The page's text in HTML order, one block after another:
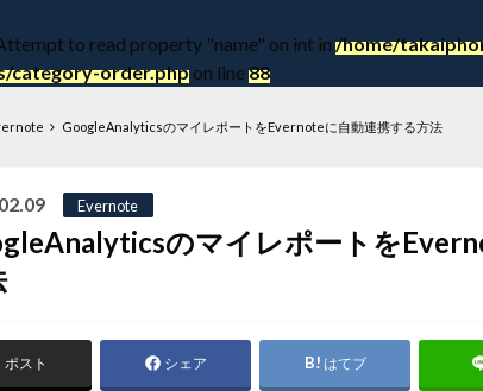
to read property "name" on int in /home/
category-order.php on line88
GoogleAnalyticsのマイレポートをEvernoteに自動連携する方法
Evernote
のマイレポートを
ポスト シェア はてブ